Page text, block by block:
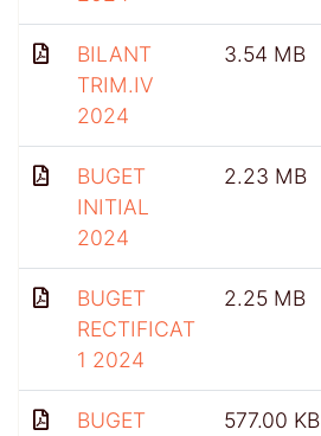
BILANT
TRIM.IV
2024
3.54 MB
BUGET
INITIAL
2024
2.23 MB
BUGET
RECTIFICAT
1 2024
2.25 MB
BUGET
577.00 KB